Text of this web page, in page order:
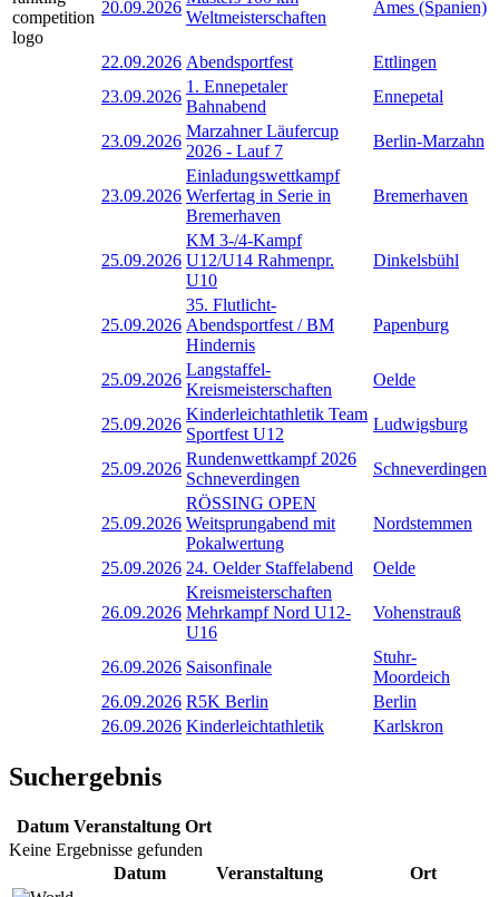
20.09.2026
Weltmeisterschaften
Ames (Spanien)
22.09.2026 Abendsportfest
Ettlingen
23.09.2026
1. Ennepetaler
Bahnabend
Ennepetal
23.09.2026
Marzahner Läufercup
2026 - Lauf 7
Berlin-Marzahn
23.09.2026
Einladungswettkampf
Werfertag in Serie in
Bremerhaven
Bremerhaven
25.09.2026
KM 3-/4-Kampf
U12/U14 Rahmenpr.
U10
Dinkelsbühl
25.09.2026
35. Flutlicht-
Abendsportfest / BM
Hindernis
Papenburg
25.09.2026
Langstaffel-
Kreismeisterschaften
Oelde
25.09.2026
Kinderleichtathletik Team
Sportfest U12
Ludwigsburg
25.09.2026
Rundenwettkampf 2026
Schneverdingen
Schneverdingen
25.09.2026
RÖSSING OPEN
Weitsprungabend mit
Pokalwertung
Nordstemmen
25.09.2026 24. Oelder Staffelabend Oelde
26.09.2026
Kreismeisterschaften
Mehrkampf Nord U12-
U16
Vohenstrauß
26.09.2026 Saisonfinale
Stuhr-
Moordeich
26.09.2026 R5K Berlin
Berlin
26.09.2026 Kinderleichtathletik Karlskron
Suchergebnis
Datum Veranstaltung Ort
Keine Ergebnisse gefunden
Datum
Veranstaltung Ort